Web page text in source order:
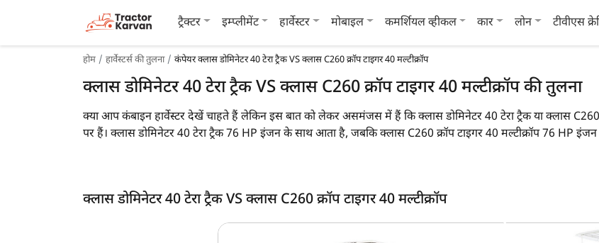
ट्रैक्टर इम्प्लीमेंट हार्वेस्टर मोबाइल कमर्शियल व्हीकल कार लोन टीवीएस
होम हार्वेस्टर्स की तुलना कंपेयर क्लास डोमिनेटर 40 टेरा ट्रैक VS क्लास C260 क्रॉप टाइगर 40 मल्टीक्रॉप
क्लास डोमिनेटर 40 टेरा ट्रैक VS क्लास C260 क्रॉप टाइगर 40 मल्टीक्रॉप की तुलना
क्या आप कंबाइन हार्वेस्टर देखें चाहते हैं लेकिन इस बात को लेकर असमंजस में हैं कि क्लास डोमिनेटर 40 टेरा ट्रैक या क्लास
पर हैं। क्लास डोमिनेटर 40 टेरा ट्रैक 76 HP इंजन के साथ आता है, जबकि क्लास C260 क्रॉप टाइगर 40 मल्टीक्रॉप 76 HP
बहु फसल की कटाई कर सकता है। इसके अलावा, क्लास डोमिनेटर 40 टेरा ट्रैक का वजन 5000 KG, 600 KG (Front
क्लास डोमिनेटर 40 टेरा ट्रैक vs क्लास C260 क्रॉप टाइगर 40 मल्टीक्रॉप
क्लास डोमिनेटर 40 टेरा ट्रैक VS क्लास C260 क्रॉप टाइगर 40 मल्टीक्रॉप